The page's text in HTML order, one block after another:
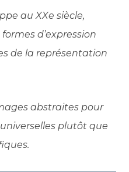
au XXe siècle,
d’expression
de la représentation
abstraites pour
plutôt que